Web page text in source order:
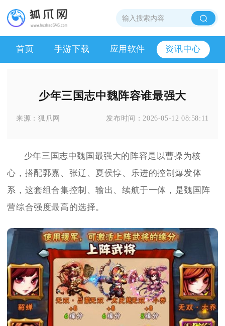
首页 手游下载 应用软件 资讯中心
少年三国志中魏阵容谁最强大
来源：狐爪网 发布时间：2026-05-12 08:58:11
少年三国志中魏国最强大的阵容是以曹操为核
心，搭配郭嘉、张辽、夏侯惇、乐进的控制爆发体
系，这套组合集控制、输出、续航于一体，是魏国阵
营综合强度最高的选择。